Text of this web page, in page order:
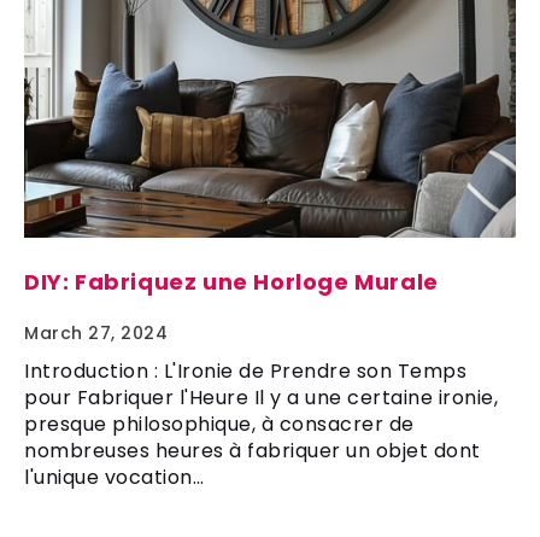
DIY: Fabriquez une Horloge Murale
March 27, 2024
Introduction : L'Ironie de Prendre son Temps
pour Fabriquer l'Heure Il y a une certaine ironie,
presque philosophique, à consacrer de
nombreuses heures à fabriquer un objet dont
l'unique vocation…